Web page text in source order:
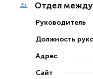
Отдел
Руководитель
Должность
Адрес
Сайт